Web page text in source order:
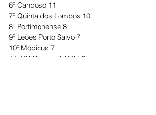
6º Candoso 11
7º Quinta dos Lombos 10
8º Portimonense 8
9º Leões Porto Salvo 7
10º Módicus 7
11º SC Braga / AAUM 6